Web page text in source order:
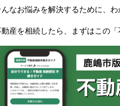
んなお悩みを解決するために、
産を相続したら、まずはこの